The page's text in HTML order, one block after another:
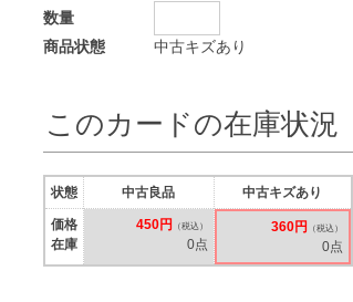
商品状態 中古キズあり
数量
このカードの在庫状況
状態
価格
在庫
中古良品
450円 （税込）
0点
中古キズあり
360円 （税込）
0点